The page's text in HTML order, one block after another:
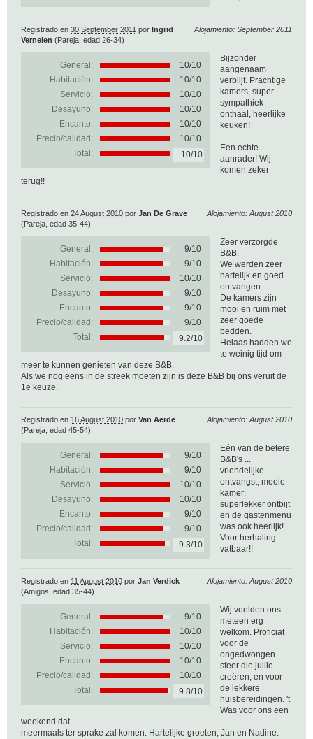
Alojamiento: September 2011
Registrado en 30 September 2011 por Ingrid
Vernelen (Pareja, edad 26-34)
General: 10/10
Habitación:
10/10
Servicio:
10/10
Desayuno:
10/10
Encanto:
10/10
Precio/calidad:
10/10
Total:
10/10
Bijzonder
aangenaam
verblijf. Prachtige
kamers, super
sympathiek
onthaal, heerlijke
keuken!
Een echte
aanrader! Wij
komen zeker
terug!!
Alojamiento: August 2010
Registrado en 24 August 2010 por Jan De Grave
(Pareja, edad 35-44)
General: 9/10
Habitación:
9/10
Servicio:
10/10
Desayuno:
9/10
Encanto:
9/10
Precio/calidad:
9/10
Total:
9.2/10
Zeer verzorgde
B&B.
We werden zeer
hartelijk en goed
ontvangen.
De kamers zijn
mooi en ruim met
zeer goede
bedden.
Helaas hadden we
te weinig tijd om
meer te kunnen genieten van deze B&B.
Als we nog eens in de streek moeten zijn is deze B&B bij ons veruit de
1e keuze.
Alojamiento: August 2010
Registrado en 16 August 2010 por Van Aerde
(Pareja, edad 45-54)
General: 9/10
Habitación:
9/10
Servicio:
10/10
Desayuno:
10/10
Encanto:
9/10
Precio/calidad:
9/10
Total:
9.3/10
Eén van de betere
B&B's ...
vriendelijke
ontvangst, mooie
kamer;
superlekker ontbijt
en de gastenmenu
was ook heerlijk!
Voor herhaling
vatbaar!!
Alojamiento: August 2010
Registrado en 11 August 2010 por Jan Verdick
(Amigos, edad 35-44)
General: 9/10
Habitación:
10/10
Servicio:
10/10
Encanto:
10/10
Precio/calidad:
10/10
Total:
9.8/10
Wij voelden ons
meteen erg
welkom. Proficiat
voor de
ongedwongen
sfeer die jullie
creëren, en voor
de lekkere
huisbereidingen. 't
Was voor ons een
weekend dat
meermaals ter sprake zal komen. Hartelijke groeten, Jan en Nadine.